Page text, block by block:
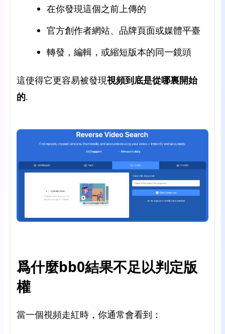
在你發現這個之前上傳的
官方創作者網站、品牌頁面或媒體平臺
轉發，編輯，或縮短版本的同一鏡頭
這使得它更容易被發現視頻到底是從哪裏開始
的.
爲什麼bb0結果不足以判定版
權
當一個視頻走紅時，你通常會看到：